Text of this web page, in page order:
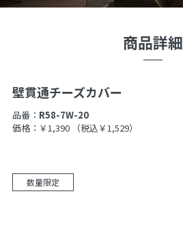
商品詳細
壁貫通チーズカバー
品番： R58-7W-20
価格：￥1,390
（税込￥1,529）
数量限定